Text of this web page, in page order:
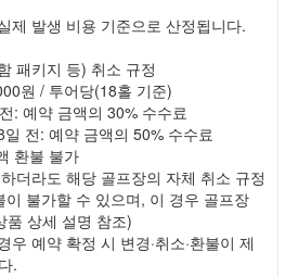
제 발생 비용 기준으로 산정됩니다.
패키지 등) 취소 규정
원 / 투어당(18홀 기준)
: 예약 금액의 30% 수수료
전: 예약 금액의 50% 수수료
환불 불가
더라도 해당 골프장의 자체 취소 규정
불가할 수 있으며, 이 경우 골프장
품 상세 설명 참조)
예약 확정 시 변경·취소·환불이 제
.